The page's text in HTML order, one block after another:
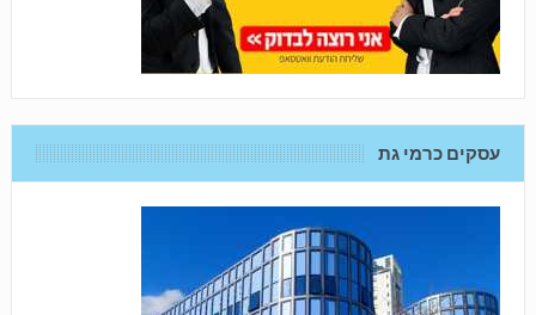
עסקים כרמי גת